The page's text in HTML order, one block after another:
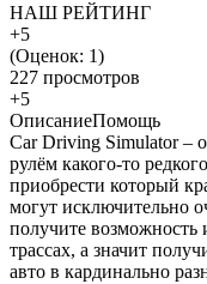
НАШ РЕЙТИНГ
+5
(Оценок: 1)
227 просмотров
+5
ОписаниеПомощь
Car Driving Simulator –
рулём какого-то
приобрести который
могут исключительно
получите возможность
трассах, а значит
авто в кардинально